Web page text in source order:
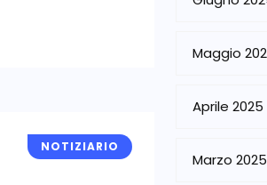
NOTIZIARIO
Maggio
Aprile 2025
Marzo 2025